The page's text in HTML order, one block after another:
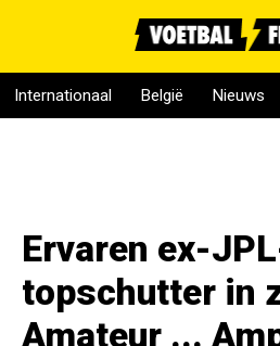
Internationaal België Nieuws
Ervaren ex-
topschutter in
Amateur ...